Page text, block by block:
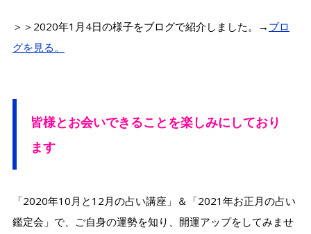
＞＞2020年1月4日の様子をブログで紹介しました。→ ブロ
グを見る。
皆様とお会いできることを楽しみにしており
ます
「2020年10月と12月の占い講座」＆「2021年お正月の占い
鑑定会」で、ご自身の運勢を知り、開運アップをしてみませ